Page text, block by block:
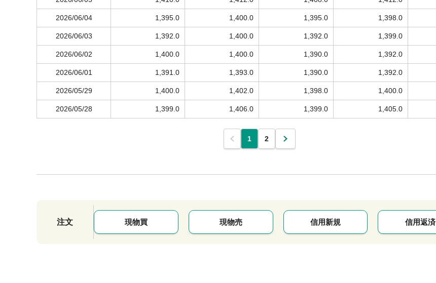
2026/06/04 1,395.0 1,400.0 1,395.0 1,398.0
2026/06/03 1,392.0 1,400.0 1,392.0 1,399.0
2026/06/02 1,400.0 1,400.0 1,390.0 1,392.0
2026/06/01 1,391.0 1,393.0 1,390.0 1,392.0
2026/05/29 1,400.0 1,402.0 1,398.0 1,400.0
2026/05/28 1,399.0 1,406.0 1,399.0 1,405.0
1 2
注文 現物買 現物売 信用新規 信用返済